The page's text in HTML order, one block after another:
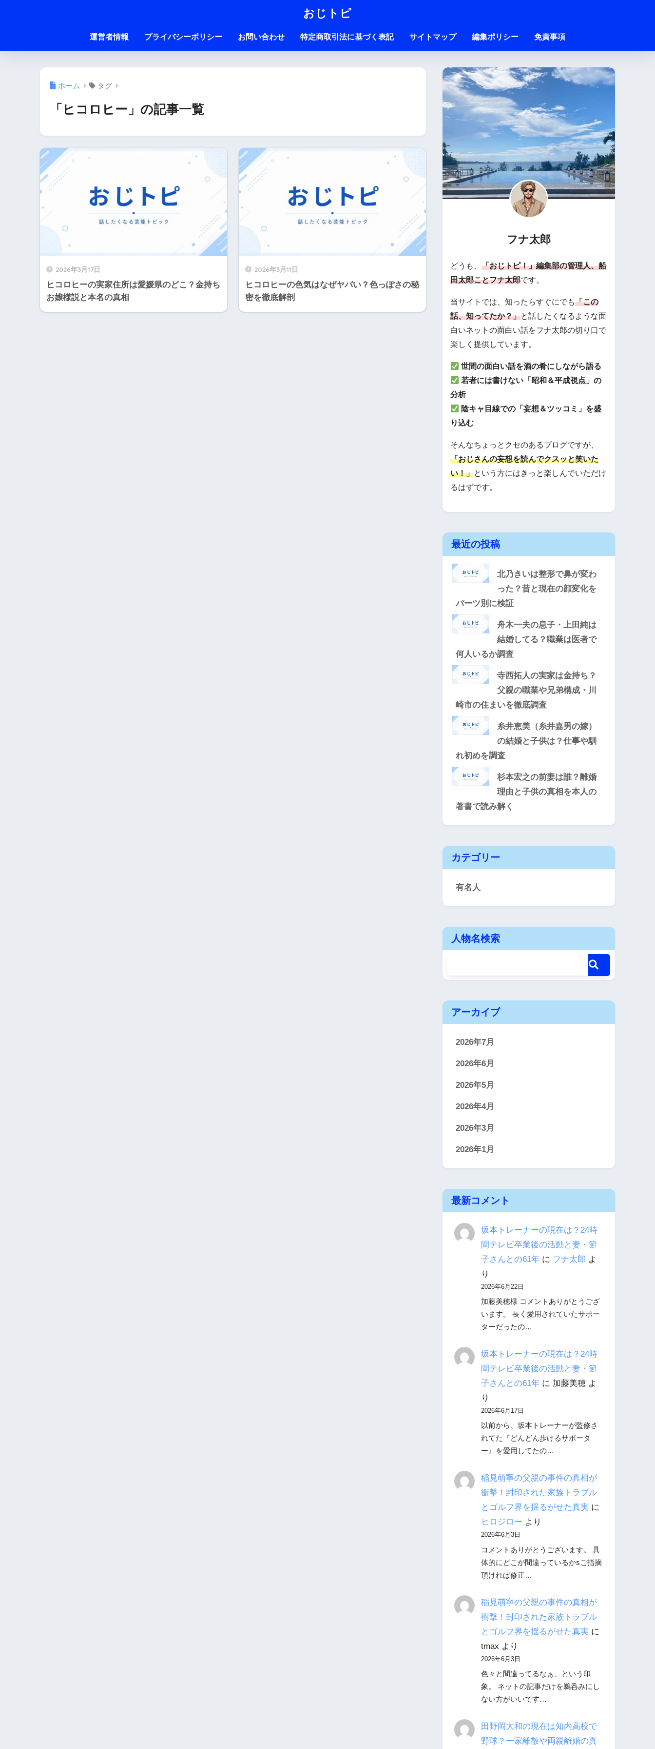
おじトピ
運営者情報 プライバシーポリシー お問い合わせ 特定商取引法に基づく表記 サイトマップ 編集ポリシー 免責事項
ホーム タグ
「ヒコロヒー」の記事一覧
2026年3月17日
ヒコロヒーの実家住所は愛媛県のどこ？金持ち
お嬢様説と本名の真相
2026年3月11日
ヒコロヒーの色気はなぜヤバい？色っぽさの秘
密を徹底解剖
フナ太郎
どうも、 「おじトピ！」編集部の管理人、船
田太郎ことフナ太郎です。
当サイトでは、知ったらすぐにでも「この
話、知ってたか？」と話したくなるような面
白いネットの面白い話をフナ太郎の切り口で
楽しく提供しています。
世間の面白い話を酒の肴にしながら語る
若者には書けない「昭和＆平成視点」の
分析
陰キャ目線での「妄想＆ツッコミ」を盛
り込む
そんなちょっとクセのあるブログですが、
「おじさんの妄想を読んでクスッと笑いた
い！」という方にはきっと楽しんでいただけ
るはずです。
最近の投稿
北乃きいは整形で鼻が変わ
った？昔と現在の顔変化を
パーツ別に検証
舟木一夫の息子・上田純は
結婚してる？職業は医者で
何人いるか調査
寺西拓人の実家は金持ち？
父親の職業や兄弟構成・川
崎市の住まいを徹底調査
糸井恵美（糸井嘉男の嫁）
の結婚と子供は？仕事や馴
れ初めを調査
杉本宏之の前妻は誰？離婚
理由と子供の真相を本人の
著書で読み解く
カテゴリー
有名人
人物名検索
アーカイブ
2026年7月
2026年6月
2026年5月
2026年4月
2026年3月
2026年1月
最新コメント
坂本トレーナーの現在は？24時
間テレビ卒業後の活動と妻・節
子さんとの61年に フナ太郎 よ
り
2026年6月22日
加藤美穂様 コメントありがとうござ
います。 長く愛用されていたサポー
ターだったの…
坂本トレーナーの現在は？24時
間テレビ卒業後の活動と妻・節
子さんとの61年に 加藤美穂よ
り
2026年6月17日
以前から、坂本トレーナーが監修さ
れてた『どんどん歩けるサポータ
ー』を愛用してたの…
稲見萌寧の父親の事件の真相が
衝撃！封印された家族トラブル
とゴルフ界を揺るがせた真実 に
ヒロジロー より
2026年6月3日
コメントありがとうございます。 具
体的にどこが間違っているかsご指摘
頂ければ修正…
稲見萌寧の父親の事件の真相が
衝撃！封印された家族トラブル
とゴルフ界を揺るがせた真実 に
tmax より
2026年6月3日
色々と間違ってるなぁ、という印
象。 ネットの記事だけを鵜呑みにし
ない方がいいです…
田野岡大和の現在は知内高校で
野球？一家離散や両親離婚の真